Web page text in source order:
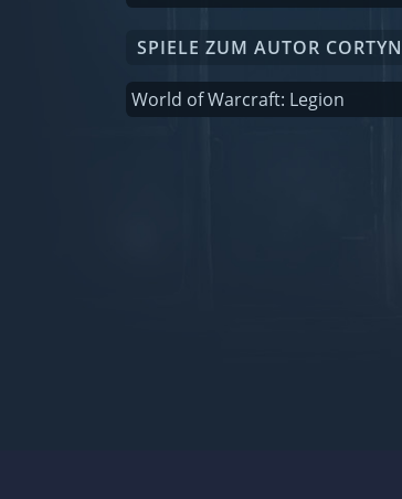
SPIELE ZUM AUTOR
World of Warcraft: Legion